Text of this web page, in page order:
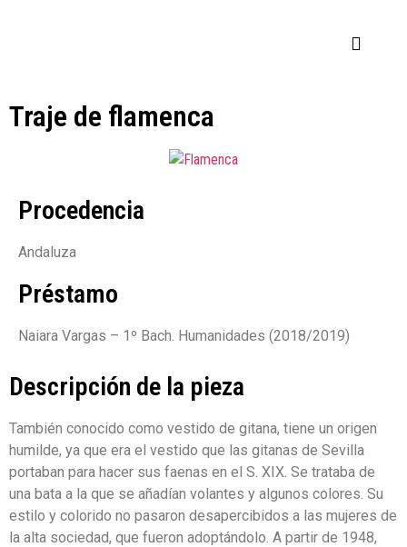
Traje de flamenca
Procedencia
Andaluza
Préstamo
Naiara Vargas – 1º Bach. Humanidades (2018/2019)
Descripción de la pieza
También conocido como vestido de gitana, tiene un origen
humilde, ya que era el vestido que las gitanas de Sevilla
portaban para hacer sus faenas en el S. XIX. Se trataba de
una bata a la que se añadían volantes y algunos colores. Su
estilo y colorido no pasaron desapercibidos a las mujeres de
la alta sociedad, que fueron adoptándolo. A partir de 1948,